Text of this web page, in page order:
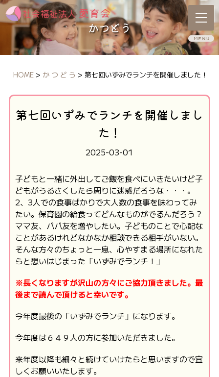
かつどう
HOME> か つ ど う > 第七回いずみでランチを開催しました！
第七回いずみでランチを開催しまし
た！
2025-03-01
子どもと一緒に外出してご飯を食べにいきたいけど子
どもがうるさくしたら周りに迷惑だろうな・・・。
2、3人での食事ばかりで大人数の食事を味わってみ
たい。保育園の給食ってどんなものがでるんだろう？
ママ友、パパ友を増やしたい。子どものことで心配な
ことがあるけれどなかなか相談できる相手がいない。
そんな方々のちょっと一息、心やすまる場所になれた
らと想いはじまった「いずみでランチ！」
※長くなりますが沢山の方々にご協力頂きました。最
後まで読んで頂けると幸いです。
今年度最後の「いずみでランチ」になります。
今年度は６４９人の方に参加いただきました。
来年度以降も細々と続けていけたらと思いますので宜
しくお願いいたします。